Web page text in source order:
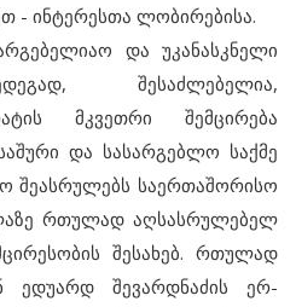
- ინტერესთა ლობირებისა.
და უკანასკნელი
შესაძლებელია,
მკვეთრი შემცირება
და სასარგებლო საქმე
შეასრულებს საერთაშორისო
რთულად აღსასრულებელ
შესახებ. რთულად
ედუარდ შევარდნაძის ერ-